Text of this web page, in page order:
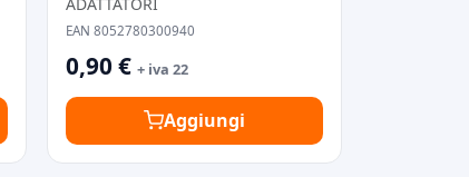
EAN 8052780300940
0,90 € + iva 22
Aggiungi